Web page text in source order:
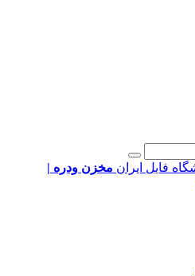
مخزن ودره |